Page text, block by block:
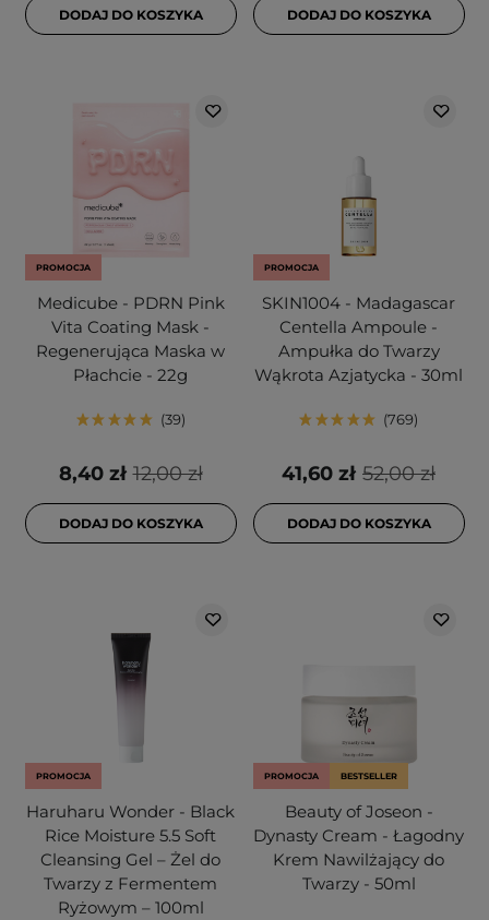
DODAJ DO KOSZYKA DODAJ DO KOSZYKA
PROMOCJA
Medicube - PDRN Pink
Vita Coating Mask -
Regenerująca Maska w
Płachcie - 22g
39
12,00 zł
8,40 zł
DODAJ DO KOSZYKA
PROMOCJA
SKIN1004 - Madagascar
Centella Ampoule -
Ampułka do Twarzy
Wąkrota Azjatycka - 30ml
769
52,00 zł
41,60 zł
DODAJ DO KOSZYKA
PROMOCJA
Haruharu Wonder - Black
Rice Moisture 5.5 Soft
Cleansing Gel – Żel do
Twarzy z Fermentem
Ryżowym – 100ml
PROMOCJA BESTSELLER
Beauty of Joseon -
Dynasty Cream - Łagodny
Krem Nawilżający do
Twarzy - 50ml